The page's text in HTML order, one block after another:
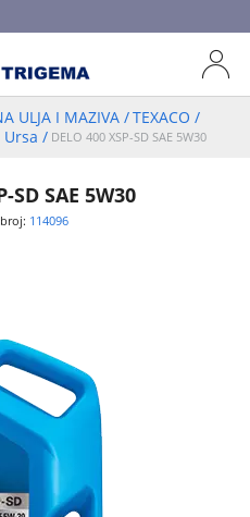
ULJA I MAZIVA /TEXACO /
/ DELO 400 XSP-SD SAE 5W30
SD SAE 5W30
114096